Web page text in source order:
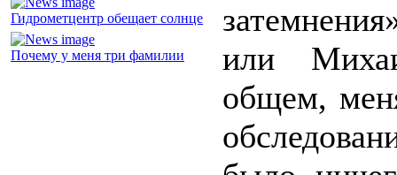
Гидрометцентр обещает солнце
Почему у меня три фамилии
или
общем,